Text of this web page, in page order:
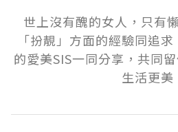
世上沒有醜的女人，只有
「扮靚」方面的經驗同追
的愛美SIS一同分享，共同
生活更美